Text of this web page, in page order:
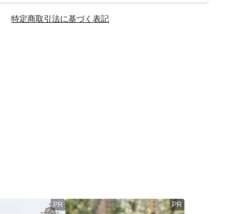
特定商取引法に基づく表記
PR PR